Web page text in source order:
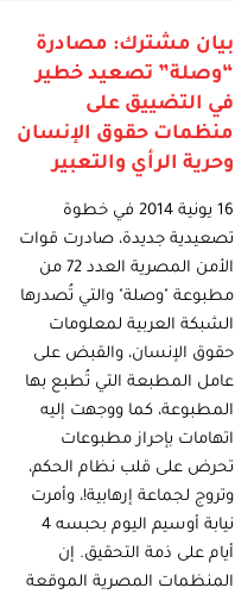
بيان مشترك: مصادرة
“وصلة” تصعيد خطير
في التضييق على
منظمات حقوق الإنسان
وحرية الرأي والتعبير
16 يونية 2014 في خطوة
تصعيدية جديدة، صادرت قوات
الأمن المصرية العدد 72 من
مطبوعة "وصلة" والتي تُصدرها
الشبكة العربية لمعلومات
حقوق الإنسان، والقبض على
عامل المطبعة التي تُطبع بها
المطبوعة، كما ووجهت إليه
اتهامات بإحراز مطبوعات
تحرض على قلب نظام الحكم،
وتروج لجماعة إرهابية!، وأمرت
نيابة أوسيم اليوم بحبسه 4
أيام على ذمة التحقيق. إن
المنظمات المصرية الموقعة